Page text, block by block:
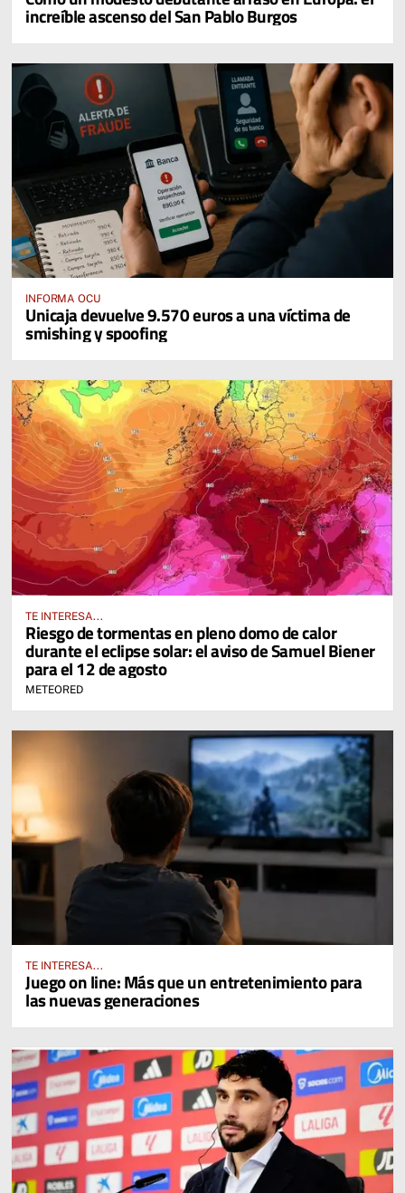
increíble ascenso del San Pablo Burgos
INFORMA OCU
Unicaja devuelve 9.570 euros a una víctima de
smishing y spoofing
TE INTERESA...
Riesgo de tormentas en pleno domo de calor
durante el eclipse solar: el aviso de Samuel Biener
para el 12 de agosto
METEORED
TE INTERESA...
Juego on line: Más que un entretenimiento para
las nuevas generaciones